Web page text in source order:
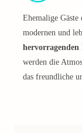
Ehemalige
modernen und
werden die
das freundliche